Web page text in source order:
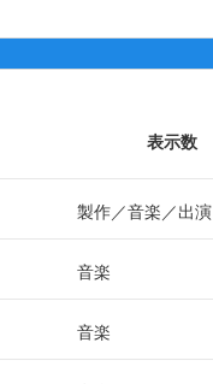
表示数
製作 音楽 出演
音楽
音楽